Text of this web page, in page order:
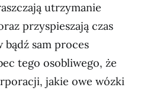
utrzymanie
przyspieszają czas
bądź sam proces
tego osobliwego, że
jakie owe wózki